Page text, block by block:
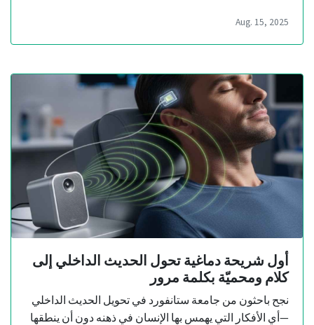
Aug. 15, 2025
أول شريحة دماغية تحول الحديث الداخلي إلى
كلام ومحميّة بكلمة مرور
نجح باحثون من جامعة ستانفورد في تحويل الحديث الداخلي
—أي الأفكار التي يهمس بها الإنسان في ذهنه دون أن ينطقها